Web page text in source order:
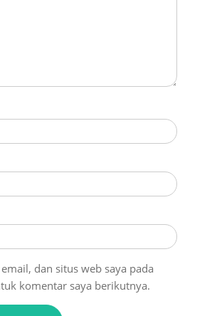
dan situs web saya pada
komentar saya berikutnya.